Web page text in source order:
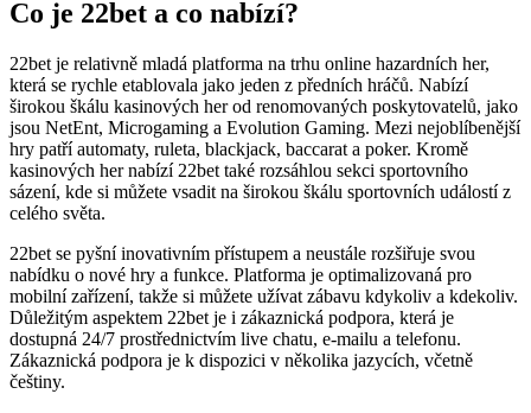
která se rychle etablovala jako jeden z předních hráčů. Nabízí
širokou škálu kasinových her od renomovaných poskytovatelů, jako
jsou NetEnt, Microgaming a Evolution Gaming. Mezi nejoblíbenější
hry patří automaty, ruleta, blackjack, baccarat a poker. Kromě
kasinových her nabízí 22bet také rozsáhlou sekci sportovního
sázení, kde si můžete vsadit na širokou škálu sportovních událostí z
celého světa.
22bet se pyšní inovativním přístupem a neustále rozšiřuje svou
nabídku o nové hry a funkce. Platforma je optimalizovaná pro
mobilní zařízení, takže si můžete užívat zábavu kdykoliv a kdekoliv.
Důležitým aspektem 22bet je i zákaznická podpora, která je
dostupná 24/7 prostřednictvím live chatu, e-mailu a telefonu.
Zákaznická podpora je k dispozici v několika jazycích, včetně
češtiny.
Bonusy a promo akce